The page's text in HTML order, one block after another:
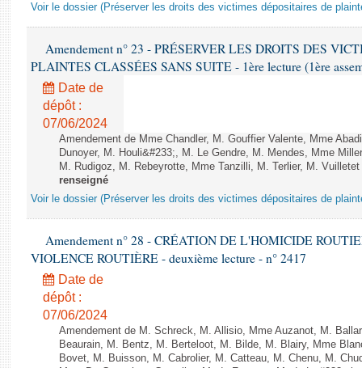
Voir le dossier (Préserver les droits des victimes dépositaires de
Amendement n° 23 - PRÉSERVER LES DROITS DES
PLAINTES CLASSÉES SANS SUITE - 1ère lecture (1ère
Date de
dépôt :
07/06/2024
Amendement de Mme Chandler, M. Gouffier Valente, Mme
Dunoyer, M. Houli&#233;, M. Le Gendre, M. Mendes, Mme
M. Rudigoz, M. Rebeyrotte, Mme Tanzilli, M. Terlier, M.
renseigné
Voir le dossier (Préserver les droits des victimes dépositaires de
Amendement n° 28 - CRÉATION DE L'HOMICIDE
VIOLENCE ROUTIÈRE - deuxième lecture - n° 2417
Date de
dépôt :
07/06/2024
Amendement de M. Schreck, M. Allisio, Mme Auzanot, M.
Beaurain, M. Bentz, M. Berteloot, M. Bilde, M. Blairy, Mme
Bovet, M. Buisson, M. Cabrolier, M. Catteau, M. Chenu, M.